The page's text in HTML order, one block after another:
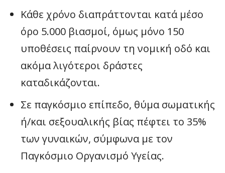
Κάθε χρόνο διαπράττονται κατά μέσο
όρο 5.000 βιασμοί, όμως μόνο 150
υποθέσεις παίρνουν τη νομική οδό και
ακόμα λιγότεροι δράστες
καταδικάζονται.
Σε παγκόσμιο επίπεδο, θύμα σωματικής
ή/και σεξουαλικής βίας πέφτει το 35%
των γυναικών, σύμφωνα με τον
Παγκόσμιο Οργανισμό Υγείας.